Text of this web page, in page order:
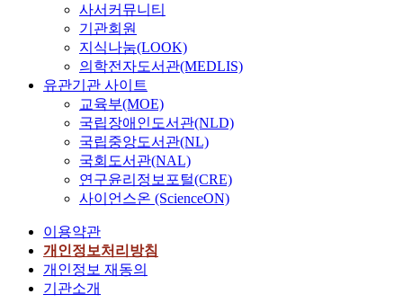
사서커뮤니티
기관회원
지식나눔(LOOK)
의학전자도서관(MEDLIS)
유관기관 사이트
교육부(MOE)
국립장애인도서관(NLD)
국립중앙도서관(NL)
국회도서관(NAL)
연구윤리정보포털(CRE)
사이언스온 (ScienceON)
이용약관
개인정보처리방침
개인정보 재동의
기관소개